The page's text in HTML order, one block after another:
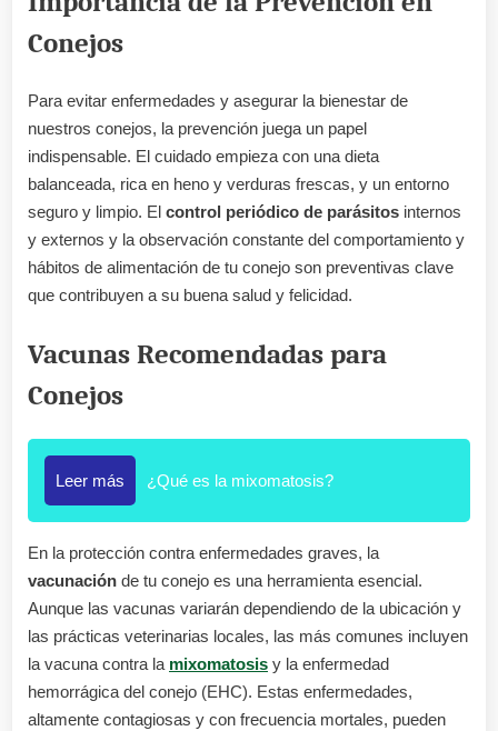
Conejos
Para evitar enfermedades y asegurar la bienestar de
nuestros conejos, la prevención juega un papel
indispensable. El cuidado empieza con una dieta
balanceada, rica en heno y verduras frescas, y un entorno
seguro y limpio. El control periódico de parásitos internos
y externos y la observación constante del comportamiento y
hábitos de alimentación de tu conejo son preventivas clave
que contribuyen a su buena salud y felicidad.
Vacunas Recomendadas para
Conejos
Leer más ¿Qué es la mixomatosis?
En la protección contra enfermedades graves, la
vacunación de tu conejo es una herramienta esencial.
Aunque las vacunas variarán dependiendo de la ubicación y
las prácticas veterinarias locales, las más comunes incluyen
la vacuna contra la mixomatosis y la enfermedad
hemorrágica del conejo (EHC). Estas enfermedades,
altamente contagiosas y con frecuencia mortales, pueden